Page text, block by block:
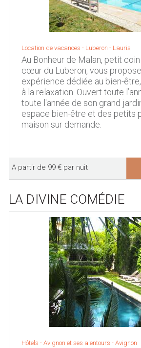
Location de vacances - Luberon - Lauris
Au Bonheur de Malan, petit
cœur du Luberon, vous
expérience dédiée au bien-
à la relaxation. Ouvert toute
toute l'année de son grand
espace bien-être et des petits
maison sur demande.
A partir de 99 € par nuit
LA DIVINE COMÉDIE
Hôtels - Avignon et ses alentours - Avignon